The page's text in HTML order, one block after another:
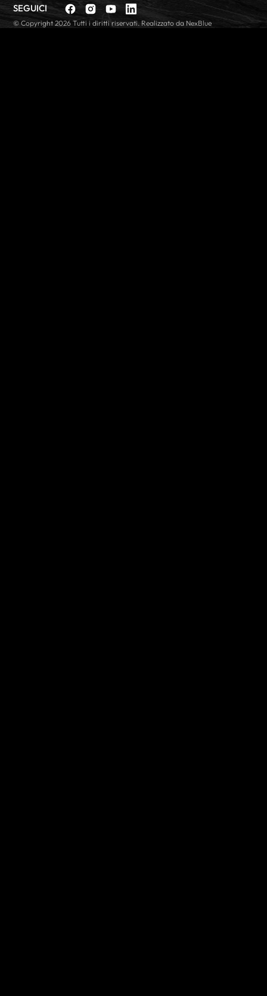
SEGUICI FacebookInstagramYouTubelinkedin
© Copyright 2026 Tutti i diritti riservati. Realizzato da NexBlue